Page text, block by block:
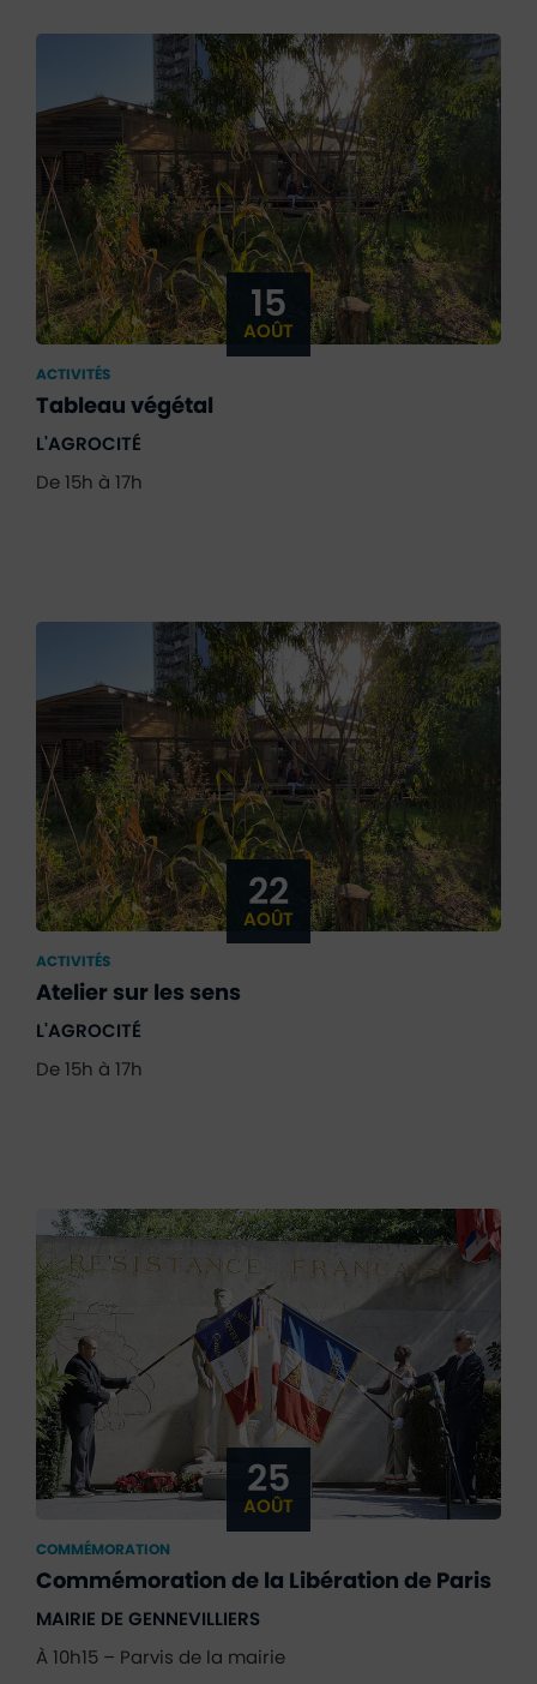
15
AOÛT
ACTIVITÉS
Tableau végétal
L'AGROCITÉ
De 15h à 17h
22
AOÛT
ACTIVITÉS
Atelier sur les sens
L'AGROCITÉ
De 15h à 17h
25
AOÛT
COMMÉMORATION
Commémoration de la Libération de Paris
MAIRIE DE GENNEVILLIERS
À 10h15 – Parvis de la mairie